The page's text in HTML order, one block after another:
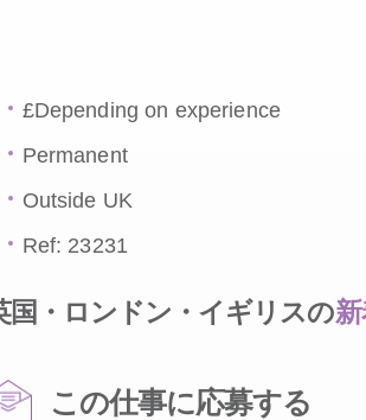
£Depending on experience
Permanent
Outside UK
Ref: 23231
国・ロンドン・イギリスの
この仕事に応募する